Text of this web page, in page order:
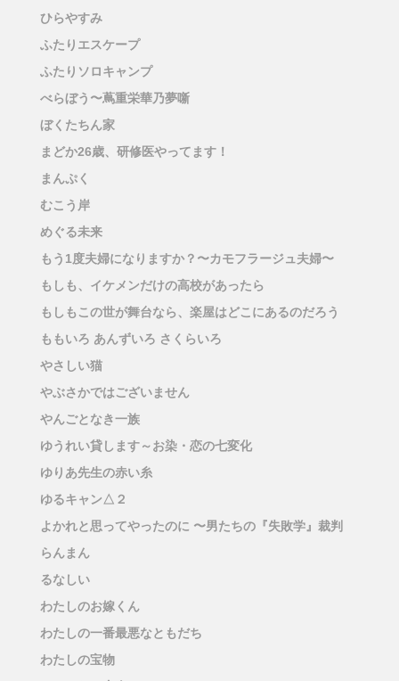
ひらやすみ
ふたりエスケープ
ふたりソロキャンプ
べらぼう〜蔦重栄華乃夢噺
ぼくたちん家
まどか26歳、研修医やってます！
まんぷく
むこう岸
めぐる未来
もう1度夫婦になりますか？〜カモフラージュ夫婦〜
もしも、イケメンだけの高校があったら
もしもこの世が舞台なら、楽屋はどこにあるのだろう
ももいろ あんずいろ さくらいろ
やさしい猫
やぶさかではございません
やんごとなき一族
ゆうれい貸します～お染・恋の七変化
ゆりあ先生の赤い糸
ゆるキャン△２
よかれと思ってやったのに 〜男たちの『失敗学』裁判
らんまん
るなしい
わたしのお嫁くん
わたしの一番最悪なともだち
わたしの宝物